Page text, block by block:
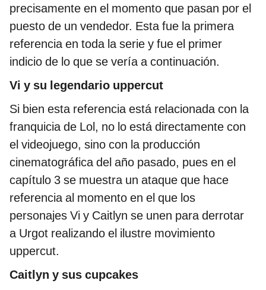
precisamente en el momento que pasan por el
puesto de un vendedor. Esta fue la primera
referencia en toda la serie y fue el primer
indicio de lo que se vería a continuación.
Vi y su legendario uppercut
Si bien esta referencia está relacionada con la
franquicia de Lol, no lo está directamente con
el videojuego, sino con la producción
cinematográfica del año pasado, pues en el
capítulo 3 se muestra un ataque que hace
referencia al momento en el que los
personajes Vi y Caitlyn se unen para derrotar
a Urgot realizando el ilustre movimiento
uppercut.
Caitlyn y sus cupcakes